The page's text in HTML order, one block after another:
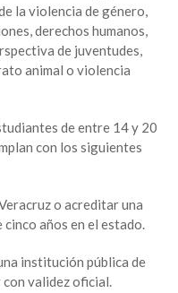
la violencia de género,
derechos humanos,
de juventudes,
animal o violencia
de entre 14 y 20
con los siguientes
o acreditar una
cinco años en el estado.
institución pública de
validez oficial.